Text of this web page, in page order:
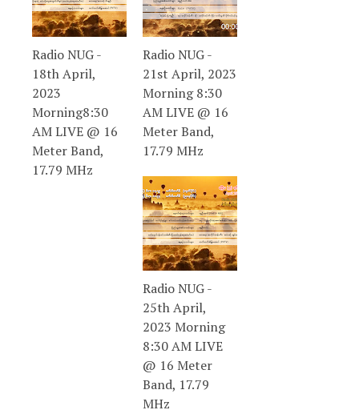
Radio NUG -
18th April,
2023
Morning8:30
AM LIVE @ 16
Meter Band,
17.79 MHz
Radio NUG -
21st April, 2023
Morning 8:30
AM LIVE @ 16
Meter Band,
17.79 MHz
Radio NUG -
25th April,
2023 Morning
8:30 AM LIVE
@ 16 Meter
Band, 17.79
MHz